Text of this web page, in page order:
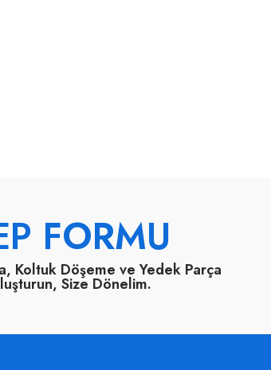
FORMU
Koltuk Döşeme ve Yedek Parça
Size Dönelim.